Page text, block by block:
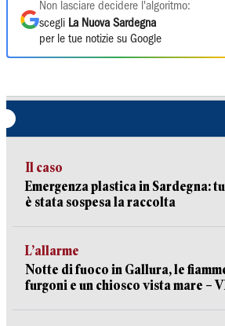
Non lasciare decidere l'algoritmo:
scegli La Nuova Sardegna
per le tue notizie su Google
Il caso
Emergenza plastica in Sardegna:
è stata sospesa la raccolta
L’allarme
Notte di fuoco in Gallura, le
furgoni e un chiosco vista mare –